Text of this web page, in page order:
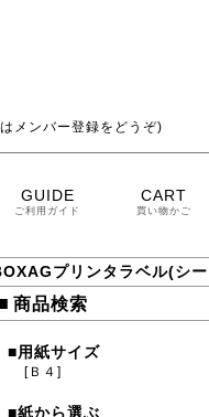
メンバー登録をどうぞ)
GUIDE
ご利用ガイド
CART
買い物かご
プリンタラベル(シ
商品検索
■用紙サイズ
[Ｂ４]
■紙から選ぶ